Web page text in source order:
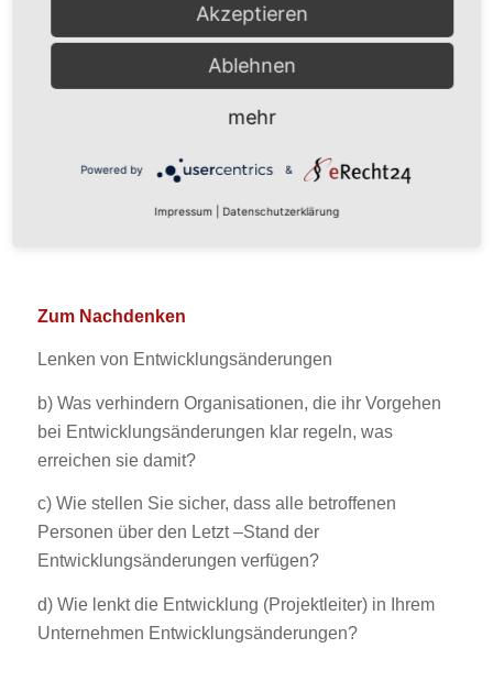
Zum Nachdenken
Lenken von Entwicklungsänderungen
b) Was verhindern Organisationen, die ihr Vorgehen
bei Entwicklungsänderungen klar regeln, was
erreichen sie damit?
c) Wie stellen Sie sicher, dass alle betroffenen
Personen über den Letzt –Stand der
Entwicklungsänderungen verfügen?
d) Wie lenkt die Entwicklung (Projektleiter) in Ihrem
Unternehmen Entwicklungsänderungen?
Akzeptieren
Ablehnen
mehr
Powered by &
Impressum Datenschutzerklärung